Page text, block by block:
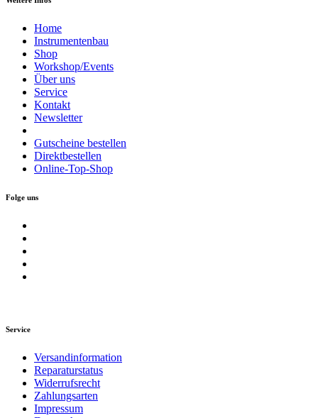
Home
Instrumentenbau
Shop
Workshop/Events
Über uns
Service
Kontakt
Newsletter
Gutscheine bestellen
Direktbestellen
Online-Top-Shop
Folge uns
Service
Versandinformation
Reparaturstatus
Widerrufsrecht
Zahlungsarten
Impressum